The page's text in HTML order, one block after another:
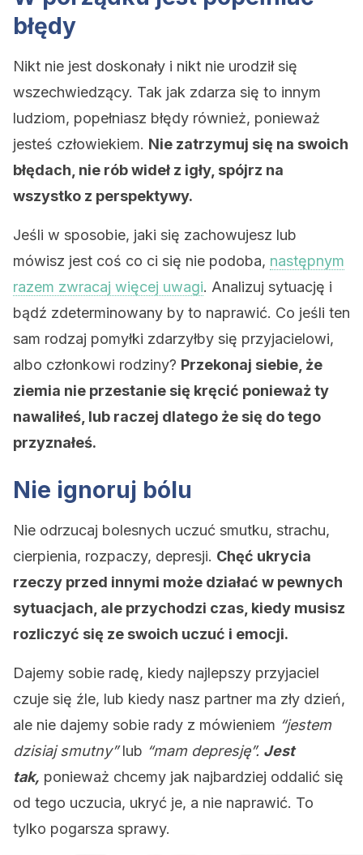
błędy
Nikt nie jest doskonały i nikt nie urodził się
wszechwiedzący. Tak jak zdarza się to innym
ludziom, popełniasz błędy również, ponieważ
jesteś człowiekiem. Nie zatrzymuj się na swoich
błędach, nie rób wideł z igły, spójrz na
wszystko z perspektywy.
Jeśli w sposobie, jaki się zachowujesz lub
mówisz jest coś co ci się nie podoba, następnym
razem zwracaj więcej uwagi. Analizuj sytuację i
bądź zdeterminowany by to naprawić. Co jeśli ten
sam rodzaj pomyłki zdarzyłby się przyjacielowi,
albo członkowi rodziny? Przekonaj siebie, że
ziemia nie przestanie się kręcić ponieważ ty
nawaliłeś, lub raczej dlatego że się do tego
przyznałeś.
Nie ignoruj bólu
Nie odrzucaj bolesnych uczuć smutku, strachu,
cierpienia, rozpaczy, depresji. Chęć ukrycia
rzeczy przed innymi może działać w pewnych
sytuacjach, ale przychodzi czas, kiedy musisz
rozliczyć się ze swoich uczuć i emocji.
Dajemy sobie radę, kiedy najlepszy przyjaciel
czuje się źle, lub kiedy nasz partner ma zły dzień,
ale nie dajemy sobie rady z mówieniem “jestem
dzisiaj smutny”lub “mam depresję”. Jest
tak, ponieważ chcemy jak najbardziej oddalić się
od tego uczucia, ukryć je, a nie naprawić. To
tylko pogarsza sprawy.